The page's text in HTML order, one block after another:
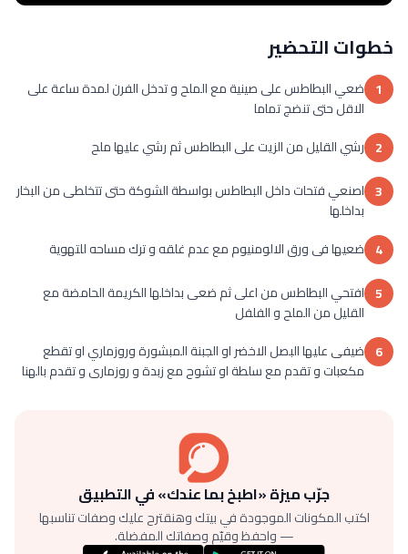
خطوات التحضير
1 ضعي البطاطس على صينية مع الملح و تدخل الفرن لمدة ساعة على
الاقل حتى تنضج تماما
2 رشي القليل من الزيت على البطاطس ثم رشي عليها ملح
3 اصنعي فتحات داخل البطاطس بواسطة الشوكة حتى تتخلطى من البخار
بداخلها
4 ضعيها فى ورق الالومنيوم مع عدم غلقه و ترك مساحه للتهوية
5 افتحي البطاطس من اعلى ثم ضعى بداخلها الكريمة الحامضة مع
القليل من الملح و الفلفل
6 ضيفى عليها البصل الاخضر او الجبنة المبشورة وروزماري او تقطع
مكعبات و تقدم مع سلطة او تشوح مع زبدة و روزمارى و تقدم بالهنا
جرّب ميزة «اطبخ بما عندك» في التطبيق
اكتب المكونات الموجودة في بيتك وهنقترح عليك وصفات تناسبها
— واحفظ وقيّم وصفاتك المفضلة.